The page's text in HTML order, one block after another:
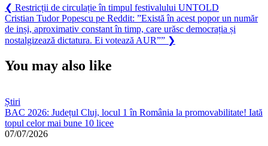
Navigare
în
articole
❮ Previous
Post:
Restricții de circulație în timpul festivalului UNTOLD
Next
Post:
Cristian Tudor Popescu pe Reddit: ”Există în acest popor un număr
de inși, aproximativ constant în timp, care urăsc democrația și
nostalgizează dictatura. Ei votează AUR”” ❯
You may also like
Știri
BAC 2026: Județul Cluj, locul 1 în România la promovabilitate! Iată
topul celor mai bune 10 licee
07/07/2026